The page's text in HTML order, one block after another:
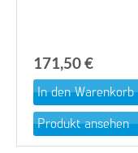
171,50 €
Produkt ansehen